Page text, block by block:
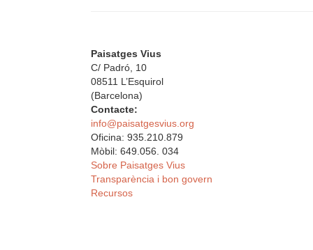
Paisatges Vius
C/ Padró, 10
08511 L’Esquirol
(Barcelona)
Contacte:
info@paisatgesvius.org
Oficina: 935.210.879
Mòbil: 649.056. 034
Sobre Paisatges Vius
Transparència i bon govern
Recursos